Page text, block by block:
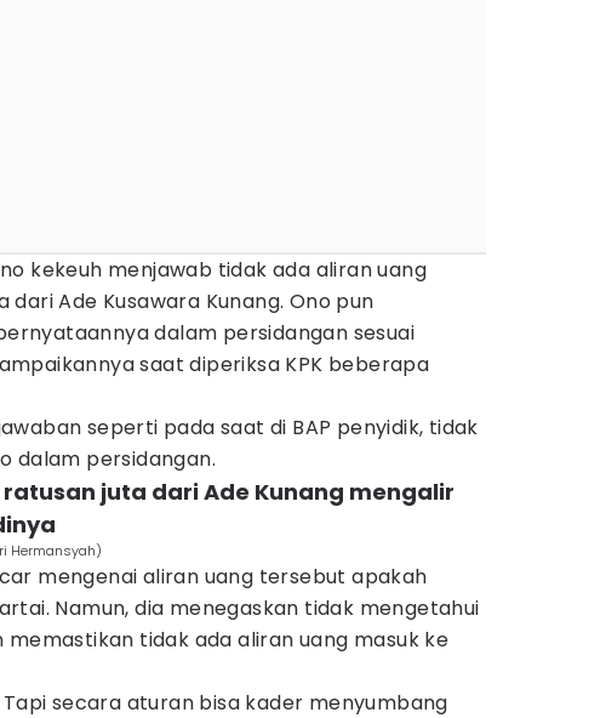
kekeuh menjawab tidak ada aliran uang
dari Ade Kusawara Kunang. Ono pun
dalam persidangan sesuai
saat diperiksa KPK beberapa
seperti pada saat di BAP penyidik, tidak
dalam persidangan.
juta dari Ade Kunang mengalir
Hermansyah)
mengenai aliran uang tersebut apakah
Namun, dia menegaskan tidak mengetahui
tidak ada aliran uang masuk ke
Tapi secara aturan bisa kader menyumbang